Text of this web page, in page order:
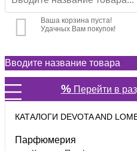
Ваша корзина пуста!
Удачных Вам покупок!
%Перейти в
КАТАЛОГИ DEVOTA AND
Парфюмерия